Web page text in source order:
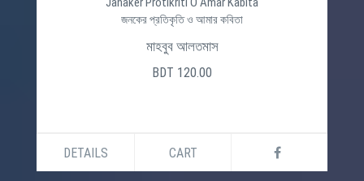
জনকের প্রতিকৃতি ও আমার কবিতা
মাহবুব আলতমাস
BDT 120.00
DETAILS CART